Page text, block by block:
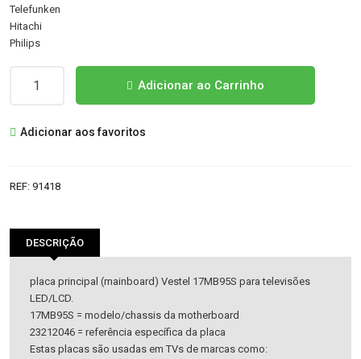
Telefunken
Hitachi
Philips
17MB95M
Adicionar ao Carrinho
Adicionar aos favoritos
REF: 91418
DESCRIÇÃO
placa principal (mainboard) Vestel 17MB95S para televisões
LED/LCD.
17MB95S = modelo/chassis da motherboard
23212046 = referência específica da placa
Estas placas são usadas em TVs de marcas como: